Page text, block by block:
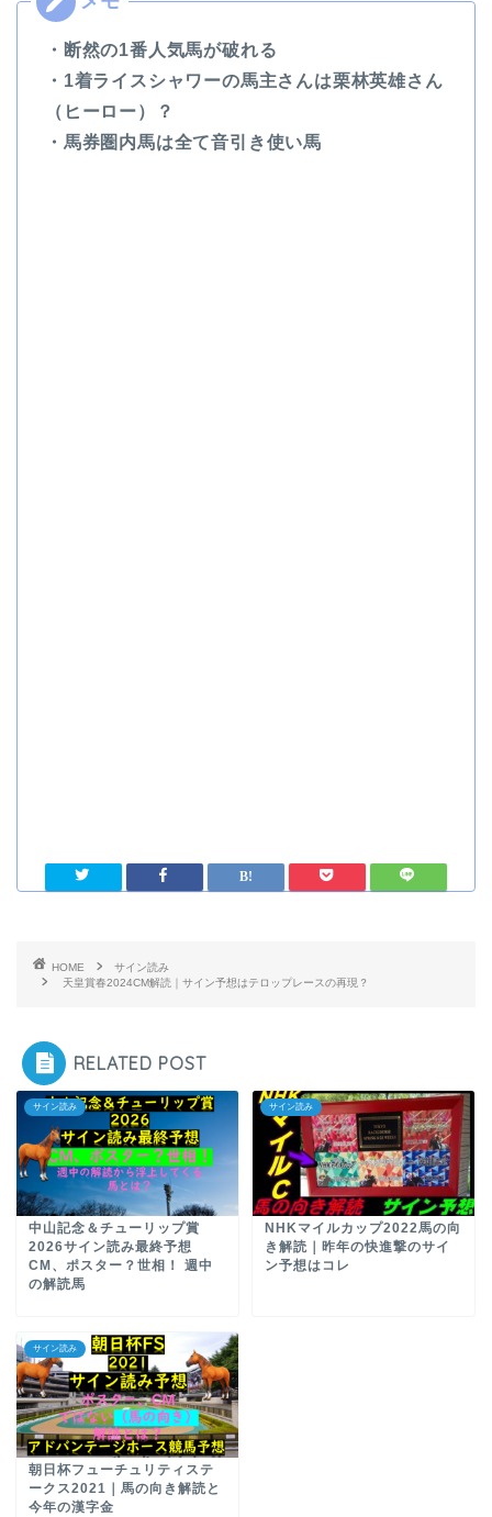
・断然の1番人気馬が破れる
・1着ライスシャワーの馬主さんは栗林英雄さん
（ヒーロー）？
・馬券圏内馬は全て音引き使い馬
HOME
サイン読み
天皇賞春2024CM解読｜サイン予想はテロップレースの再現？
RELATED POST
サイン読み
中山記念＆チューリップ賞
2026サイン読み最終予想
CM、ポスター？世相！ 週中
の解読馬
サイン読み
NHKマイルカップ2022馬の向
き解読｜昨年の快進撃のサイ
ン予想はコレ
サイン読み
朝日杯フューチュリティステ
ークス2021｜馬の向き解読と
今年の漢字金